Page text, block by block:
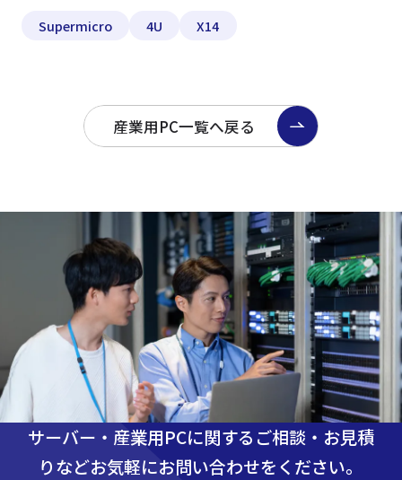
Supermicro 4U X14
産業用PC一覧へ戻る
サーバー・産業用PCに関するご相談・お見積
りなどお気軽にお問い合わせをください。